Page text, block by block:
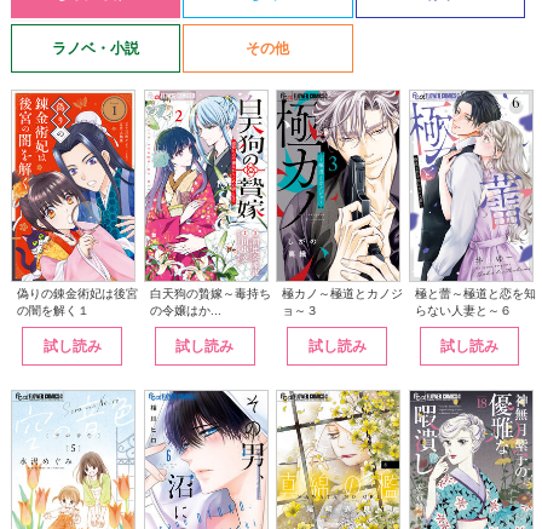
ラノベ・小説 その他
偽りの錬金術妃は後宮
の闇を解く１
試し読み
白天狗の贄嫁～毒持ち
の令嬢はか...
試し読み
極カノ～極道とカノジ
ョ～３
試し読み
極と蕾～極道と恋を知
らない人妻と～６
試し読み